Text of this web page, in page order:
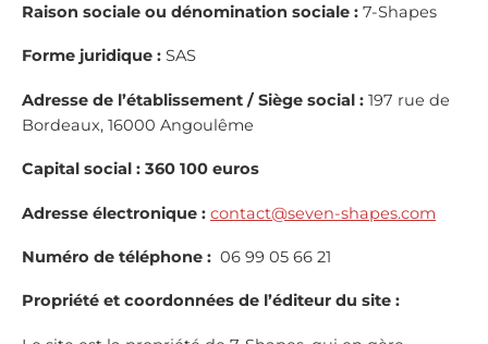
Raison sociale ou dénomination sociale : 7-Shapes
Forme juridique : SAS
Adresse de l’établissement / Siège social : 197 rue de
Bordeaux, 16000 Angoulême
Capital social : 360 100 euros
Adresse électronique : contact@seven-shapes.com
Numéro de téléphone : 06 99 05 66 21
Propriété et coordonnées de l’éditeur du site :